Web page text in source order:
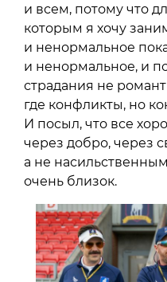
и всем, потому что
которым я хочу
и ненормальное
и ненормальное, и
страдания не
где конфликты, но
И посыл, что все
через добро, через
а не
очень близок.